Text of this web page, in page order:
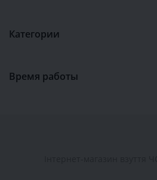
Категории
Время работы